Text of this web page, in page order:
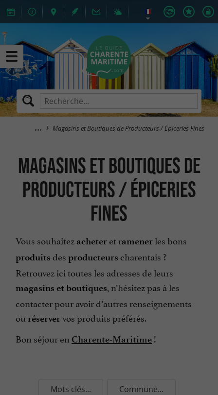
Magasins et Boutiques de Producteurs / Épiceries Fines
Magasins et Boutiques de
Producteurs / Épiceries
Fines
Vous souhaitez acheter et ramener les bons
produits des producteurs charentais ?
Retrouvez ici toutes les adresses de leurs
magasins et boutiques, n’hésitez pas à les
contacter pour avoir d’autres renseignements
ou réservervos produits préférés.
Bon séjour en Charente-Maritime !
Mots clés... Commune...